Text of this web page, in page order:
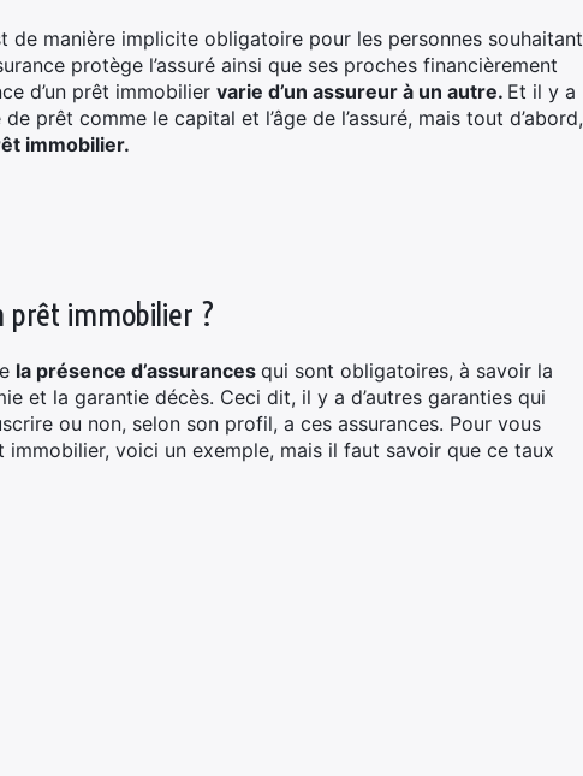
de manière implicite obligatoire pour les personnes souhaitant
protège l’assuré ainsi que ses proches financièrement
d’un prêt immobilier varie d’un assureur à un autre. Et il y a
prêt comme le capital et l’âge de l’assuré, mais tout d’abord,
immobilier.
prêt immobilier ?
la présence d’assurances qui sont obligatoires, à savoir la
et la garantie décès. Ceci dit, il y a d’autres garanties qui
ou non, selon son profil, a ces assurances. Pour vous
immobilier, voici un exemple, mais il faut savoir que ce taux